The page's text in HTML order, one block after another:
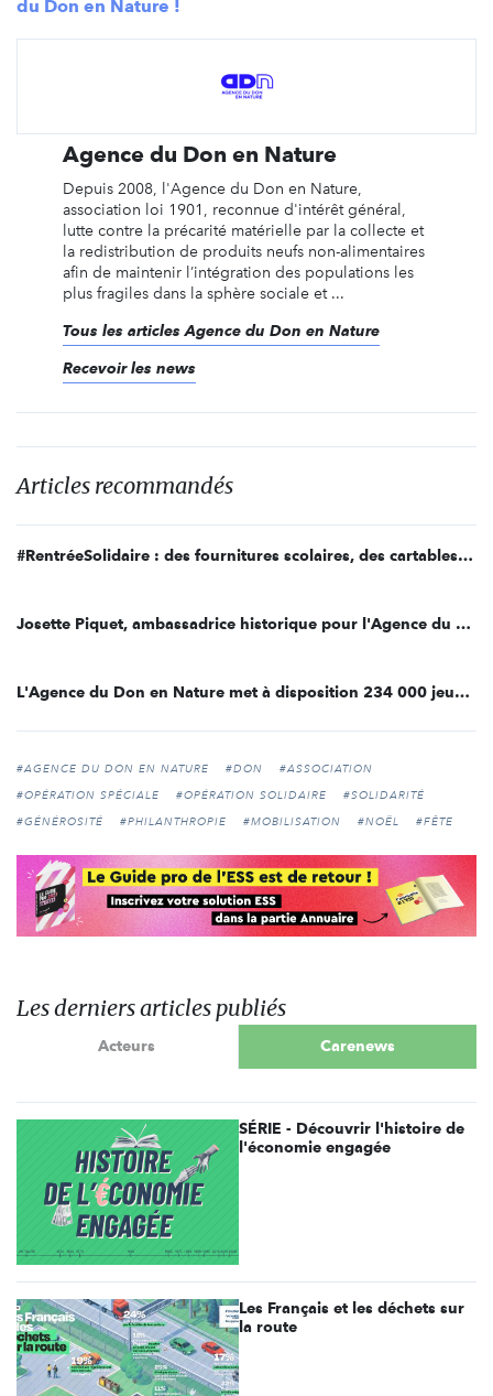
du Don en Nature !
Agence du Don en Nature
Depuis 2008, l'Agence du Don en Nature,
association loi 1901, reconnue d'intérêt général,
lutte contre la précarité matérielle par la collecte et
la redistribution de produits neufs non-alimentaires
afin de maintenir l’intégration des populations les
plus fragiles dans la sphère sociale et ...
Tous les articles Agence du Don en Nature
Recevoir les news
Articles recommandés
#RentréeSolidaire : des fournitures scolaires, des cartables et des vêtements pour les plus démunis
Josette Piquet, ambassadrice historique pour l'Agence du Don en Nature
L'Agence du Don en Nature met à disposition 234 000 jeux et jouets pour ses associations pour Noël
#AGENCE DU DON EN NATURE #DON
#ASSOCIATION
#OPÉRATION SPÉCIALE
#OPÉRATION SOLIDAIRE
#SOLIDARITÉ
#GÉNÉROSITÉ
#PHILANTHROPIE #MOBILISATION #NOËL #FÊTE
Les derniers articles publiés
Acteurs Carenews
SÉRIE - Découvrir l'histoire de
l'économie engagée
Les Français et les déchets sur
la route